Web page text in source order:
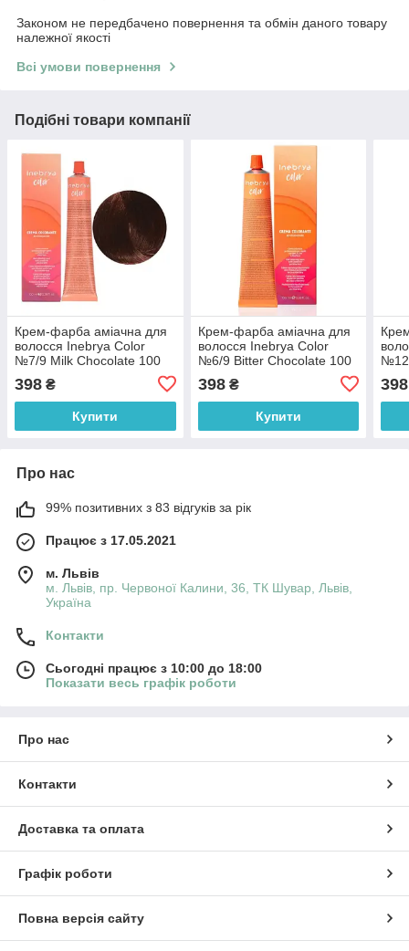
Законом не передбачено повернення та обмін даного товару
належної якості
Всі умови повернення
Подібні товари компанії
Крем-фарба аміачна для
волосся Inebrya Сolor
№7/9 Milk Chocolate 100
398 ₴
Купити
Крем-фарба аміачна для
волосся Inebrya Сolor
№6/9 Bitter Chocolate 100
398₴
Купити
398
Про нас
99% позитивних з 83 відгуків за рік
Працює з 17.05.2021
м. Львів
м. Львів, пр. Червоної Калини, 36, ТК Шувар, Львів,
Україна
Контакти
Сьогодні працює з 10:00 до 18:00
Показати весь графік роботи
Про нас
Контакти
Доставка та оплата
Графік роботи
Повна версія сайту